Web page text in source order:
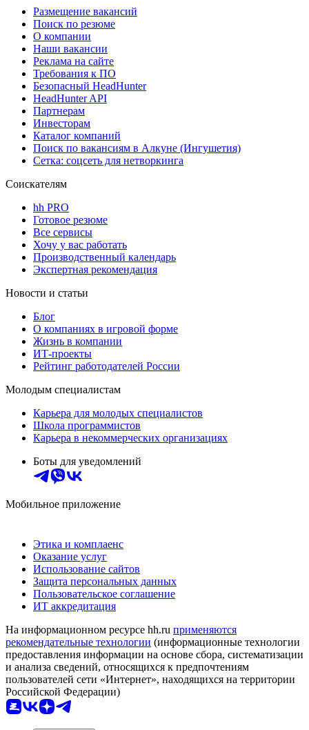
Размещение вакансий
Поиск по резюме
О компании
Наши вакансии
Реклама на сайте
Требования к ПО
Безопасный HeadHunter
HeadHunter API
Партнерам
Инвесторам
Каталог компаний
Поиск по вакансиям в Алкуне (Ингушетия)
Сетка: соцсеть для нетворкинга
Соискателям
hh PRO
Готовое резюме
Все сервисы
Хочу у вас работать
Производственный календарь
Экспертная рекомендация
Новости и статьи
Блог
О компаниях в игровой форме
Жизнь в компании
ИТ-проекты
Рейтинг работодателей России
Молодым специалистам
Карьера для молодых специалистов
Школа программистов
Карьера в некоммерческих организациях
Боты для уведомлений
Мобильное приложение
Этика и комплаенс
Оказание услуг
Использование сайтов
Защита персональных данных
Пользовательское соглашение
ИТ аккредитация
На информационном ресурсе hh.ru применяются
рекомендательные технологии (информационные технологии
предоставления информации на основе сбора, систематизации
и анализа сведений, относящихся к предпочтениям
пользователей сети «Интернет», находящихся на территории
Российской Федерации)